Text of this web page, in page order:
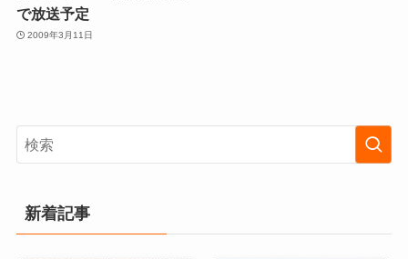
で放送予定
2009年3月11日
新着記事